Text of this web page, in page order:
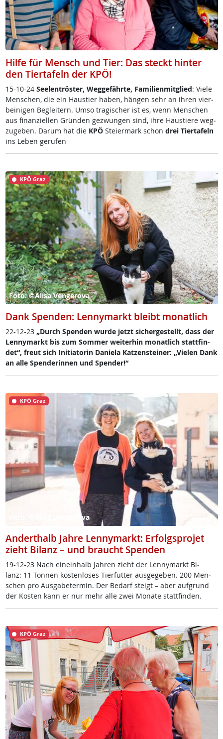
Hilfe für Mensch und Tier: Das steckt hinter
den Tiertafeln der KPÖ!
15-10-24 See­l­en­trös­ter, Weg­ge­fähr­te, Fa­mi­li­en­mit­g­lied: Vie­le
Men­schen, die ein Haus­tier ha­ben, hän­gen sehr an ih­ren vier­
bei­ni­gen Be­g­lei­tern. Um­so tra­gi­scher ist es, wenn Men­schen
aus fi­nan­zi­el­len Grün­den ge­zwun­gen sind, ih­re Haus­tie­re weg­
zu­ge­ben. Dar­um hat die KPÖStei­er­mark schon drei Tier­ta­feln
ins Le­ben ge­ru­fen
KPÖ Graz
Foto: ©Alisa Vengerova
Dank Spenden: Lennymarkt bleibt monatlich
22-12-23 „Durch Spen­den wur­de jetzt si­cher­ge­s­tellt, dass der
Len­ny­markt bis zum Som­mer wei­ter­hin mo­nat­lich statt­fin­
det“, freut sich In­i­tia­to­rin Da­nie­la Kat­zen­stei­ner: „Vie­len Dank
an al­le Spen­de­rin­nen und Spen­der!“
KPÖ Graz
Foto: ©Alisa Vengerova
Anderthalb Jahre Lennymarkt: Erfolgsprojet
zieht Bilanz – und braucht Spenden
19-12-23 Nach ein­ein­halb Jah­ren zieht der Len­ny­markt Bi­
lanz: 11 Ton­nen kos­ten­lo­ses Tier­fut­ter aus­ge­ge­ben. 200 Men­
schen pro Aus­ga­be­ter­min. Der Be­darf steigt – aber auf­grund
der Kos­ten kann er nur mehr al­le zwei Mo­na­te statt­fin­den.
KPÖ Graz